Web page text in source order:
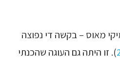
מאוס – בקשה די נפוצה
). זו היתה גם העוגה שהכנתי